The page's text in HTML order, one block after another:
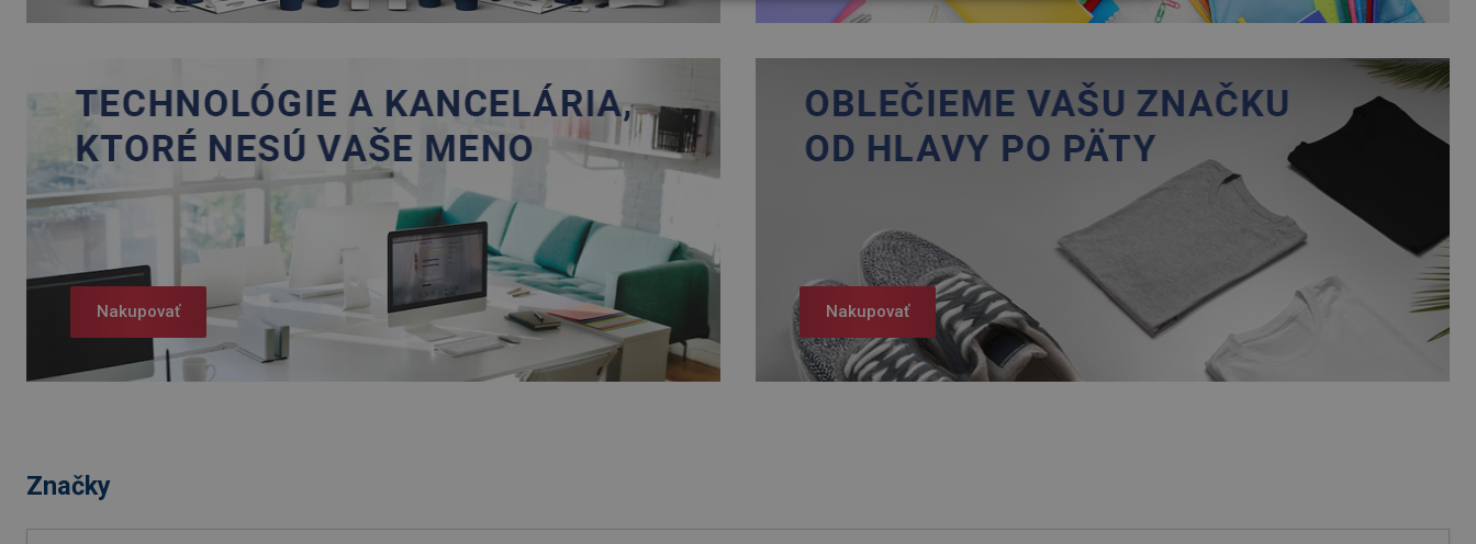
Nakupovať Nakupovať
Značky